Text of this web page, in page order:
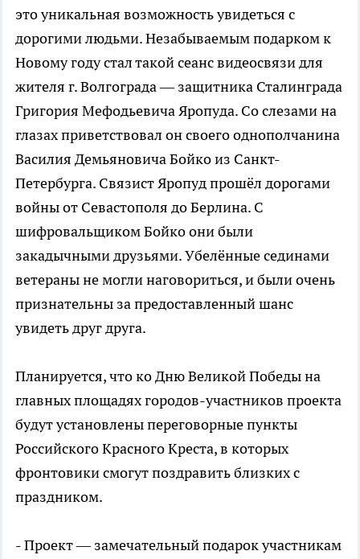
это уникальная возможность увидеться с
дорогими людьми. Незабываемым подарком к
Новому году стал такой сеанс видеосвязи для
жителя г. Волгограда — защитника Сталинграда
Григория Мефодьевича Яропуда. Со слезами на
глазах приветствовал он своего однополчанина
Василия Демьяновича Бойко из Санкт-
Петербурга. Связист Яропуд прошёл дорогами
войны от Севастополя до Берлина. С
шифровальщиком Бойко они были
закадычными друзьями. Убелённые сединами
ветераны не могли наговориться, и были очень
признательны за предоставленный шанс
увидеть друг друга.
Планируется, что ко Дню Великой Победы на
главных площадях городов-участников проекта
будут установлены переговорные пункты
Российского Красного Креста, в которых
фронтовики смогут поздравить близких с
праздником.
- Проект — замечательный подарок участникам